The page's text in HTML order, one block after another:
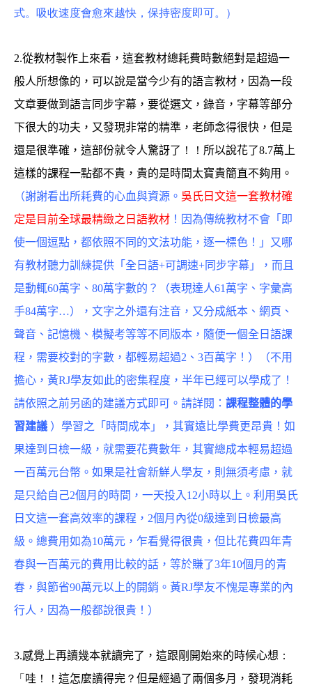
式。吸收速度會愈來越快，保持密度即可。）
2.從教材製作上來看，這套教材總耗費時數絕對是超過一
般人所想像的，可以說是當今少有的語言教材，因為一段
文章要做到語言同步字幕，要從選文，錄音，字幕等部分
下很大的功夫，又發現非常的精準，老師念得很快，但是
還是很準確，這部份就令人驚訝了 ！！ 所以說花了8.7萬上
這樣的課程一點都不貴，貴的是時間太寶貴簡直不夠用。
（謝謝看出所耗費的心血與資源。 吳氏日文這一套教材確
定是目前全球最精緻之日語教材 ！因為傳統教材不會「即
使一個逗點，都依照不同的文法功能，逐一標色！」又哪
有教材聽力訓練提供「全日語+可調速+同步字幕」，而且
是動輒60萬字、80萬字數的？（表現達人61萬字、字彙高
手84萬字…），文字之外還有注音，又分成紙本、網頁、
聲音、記憶機、模擬考等等不同版本，隨便一個全日語課
程，需要校對的字數，都輕易超過2、3百萬字！）（不用
擔心，黃RJ學友如此的密集程度，半年已經可以學成了！
請依照之前另函的建議方式即可。請詳閱： 課程整體的學
習建議 ）學習之「時間成本」，其實遠比學費更昂貴！如
果達到日檢一級，就需要花費數年，其實總成本輕易超過
一百萬元台幣。如果是社會新鮮人學友，則無須考慮，就
是只給自己2個月的時間，一天投入12小時以上。利用吳氏
日文這一套高效率的課程，2個月內從0級達到日檢最高
級。總費用如為10萬元，乍看覺得很貴，但比花費四年青
春與一百萬元的費用比較的話，等於賺了3年10個月的青
春，與節省90萬元以上的開銷。 黃RJ學友不愧是專業的內
行人，因為一般都說很貴！）
3.感覺上再讀幾本就讀完了，這跟剛開始來的時候心想 ：
「 哇 ！！ 這怎麼讀得完 ？ 但是經過了兩個多月，發現消耗